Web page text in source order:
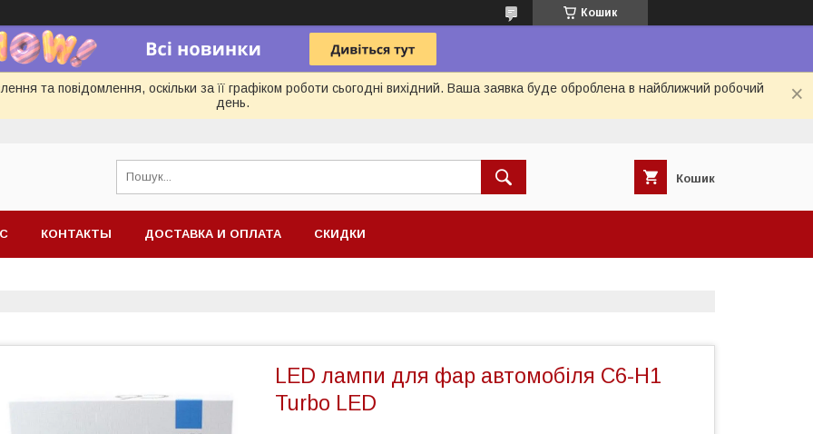
Кошик
та повідомлення, оскільки за її графіком роботи сьогодні вихідний. Ваша заявка буде оброблена в найближчий робочий
день.
Кошик
КОНТАКТЫ ДОСТАВКА И ОПЛАТА СКИДКИ
LED лампи для фар автомобіля С6-H1
Turbo LED